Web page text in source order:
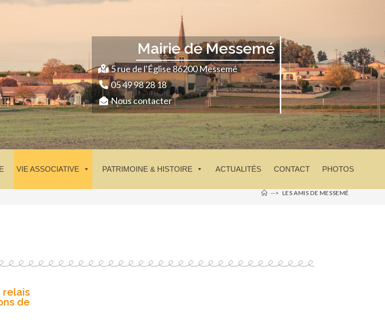
Mairie de Messemé
5 rue de l'Église 86200 Messemé
05 49 98 28 18
Nous contacter
VIE ASSOCIATIVE PATRIMOINE & HISTOIRE ACTUALITÉS CONTACT PHOTOS
--> LES AMIS DE MESSEMÉ
relais
de